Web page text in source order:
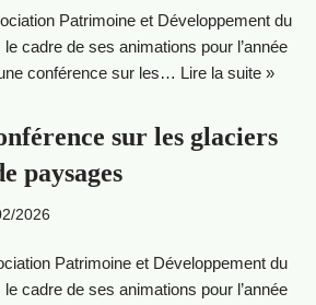
Patrimoine et Développement du
cadre de ses animations pour l’année
conférence sur les… Lire la suite »
sur les glaciers
paysages
2026
Patrimoine et Développement du
cadre de ses animations pour l’année